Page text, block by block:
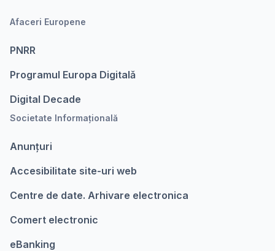
Afaceri Europene
PNRR
Programul Europa Digitalǎ
Digital Decade
Societate Informațională
Anunțuri
Accesibilitate site-uri web
Centre de date. Arhivare electronica
Comert electronic
eBanking